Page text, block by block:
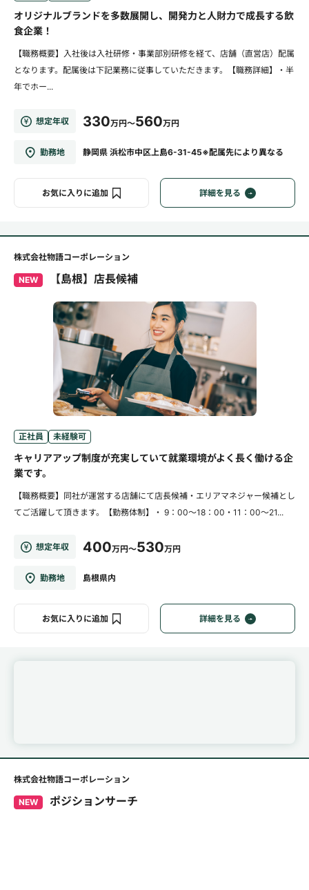
オリジナルブランドを多数展開し、開発力と人財力で成長する飲
食企業！
【職務概要】入社後は入社研修・事業部別研修を経て、店舗（直営店）配属
となります。配属後は下記業務に従事していただきます。【職務詳細】・半
年でホー...
想定年収 330万円～560万円
勤務地 静岡県 浜松市中区上島6-31-45※配属先により異なる
お気に入りに追加 詳細を見る
株式会社物語コーポレーション
NEW 【島根】店長候補
正社員 未経験可
キャリアアップ制度が充実していて就業環境がよく長く働ける企
業です。
【職務概要】同社が運営する店舗にて店長候補・エリアマネジャー候補とし
てご活躍して頂きます。【勤務体制】・ 9：00～18：00・11：00～21...
想定年収 400万円～530万円
勤務地 島根県内
お気に入りに追加 詳細を見る
株式会社物語コーポレーション
NEW ポジションサーチ